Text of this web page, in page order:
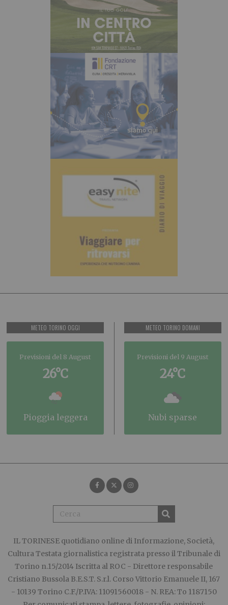
METEO TORINO OGGI
Previsioni del 8 August
26°C
pioggia leggera
METEO TORINO DOMANI
Previsioni del 9 August
24°C
nubi sparse
IL TORINESE quotidiano online di Informazione, Società,
Cultura Testata giornalistica registrata presso il Tribunale di
Torino n.15/2014 Iscritta al ROC - Direttore responsabile
Cristiano Bussola B.E.S.T. S.r.l. Corso Vittorio Emanuele II, 167
- 10139 Torino C.F./P.IVA: 11091560018 - N. REA: To 1187150